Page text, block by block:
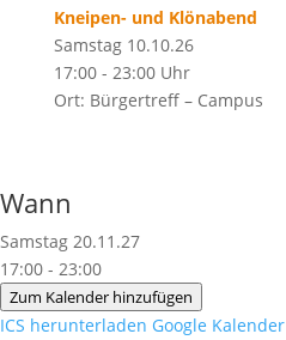
Kneipen- und Klönabend
Samstag 10.10.26
17:00 - 23:00 Uhr
Ort: Bürgertreff – Campus
Wann
Samstag 20.11.27
17:00 - 23:00
Zum Kalender hinzufügen
ICS herunterladen Google Kalender